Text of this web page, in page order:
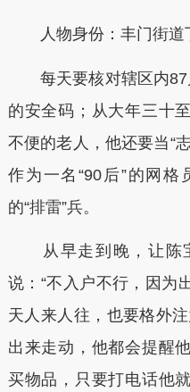
人物身份：丰门街道
每天要核对辖区内87
的安全码；从大年三十
不便的老人，他还要当“
作为一名“90后”的网
的“排雷”兵。
从早走到晚，让陈
说：“不入户不行，因为
天人来人往，也要格外
出来走动，他都会提醒
买物品，只要打电话他